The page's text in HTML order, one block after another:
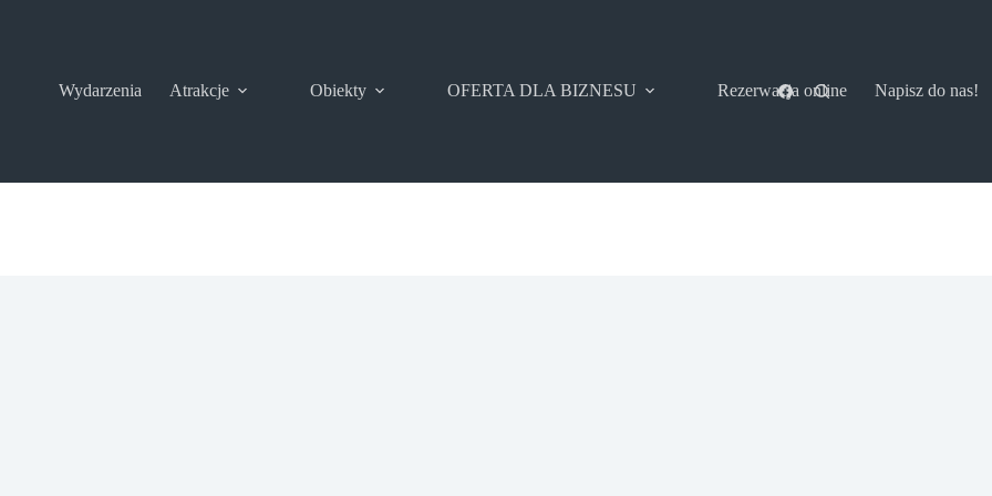
Wydarzenia Atrakcje Obiekty OFERTA DLA BIZNESU Rezerwacja online Napisz do nas!